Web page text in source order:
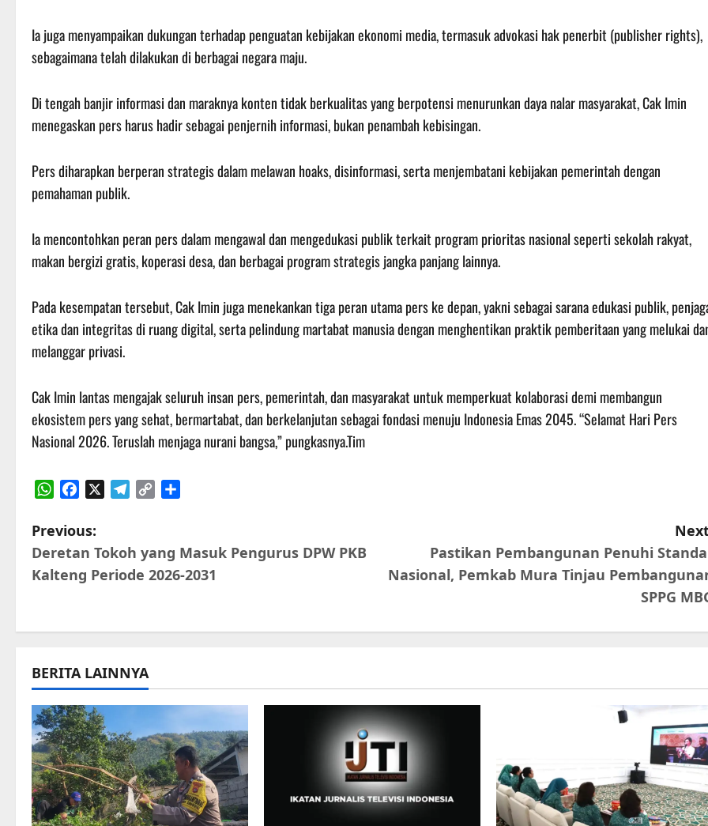
Ia juga menyampaikan dukungan terhadap penguatan kebijakan ekonomi media, termasuk advokasi hak penerbit (publisher rights),
sebagaimana telah dilakukan di berbagai negara maju.
Di tengah banjir informasi dan maraknya konten tidak berkualitas yang berpotensi menurunkan daya nalar masyarakat, Cak Imin
menegaskan pers harus hadir sebagai penjernih informasi, bukan penambah kebisingan.
Pers diharapkan berperan strategis dalam melawan hoaks, disinformasi, serta menjembatani kebijakan pemerintah dengan
pemahaman publik.
Ia mencontohkan peran pers dalam mengawal dan mengedukasi publik terkait program prioritas nasional seperti sekolah rakyat,
makan bergizi gratis, koperasi desa, dan berbagai program strategis jangka panjang lainnya.
Pada kesempatan tersebut, Cak Imin juga menekankan tiga peran utama pers ke depan, yakni sebagai sarana edukasi publik,
etika dan integritas di ruang digital, serta pelindung martabat manusia dengan menghentikan praktik pemberitaan yang melukai
melanggar privasi.
Cak Imin lantas mengajak seluruh insan pers, pemerintah, dan masyarakat untuk memperkuat kolaborasi demi membangun
ekosistem pers yang sehat, bermartabat, dan berkelanjutan sebagai fondasi menuju Indonesia Emas 2045. “Selamat Hari Pers
Nasional 2026. Teruslah menjaga nurani bangsa,” pungkasnya.Tim
P
o
t
n
a
v
i
g
Previous:
Deretan Tokoh yang Masuk Pengurus DPW PKB
Kalteng Periode 2026-2031
Pastikan Pembangunan Penuhi
Nasional, Pemkab Mura Tinjau
SPPG
BERITA LAINNYA